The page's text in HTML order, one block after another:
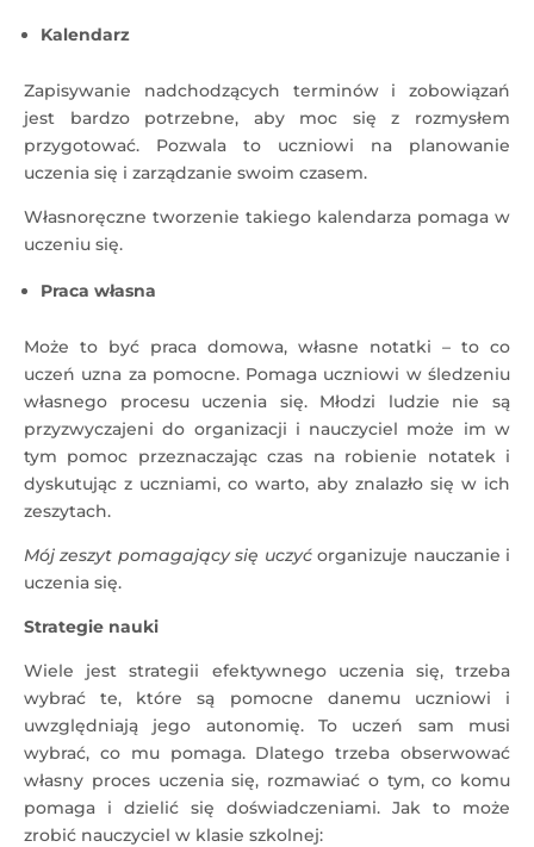
Kalendarz
Zapisywanie nadchodzących terminów i zobowiązań
jest bardzo potrzebne, aby moc się z rozmysłem
przygotować. Pozwala to uczniowi na planowanie
uczenia się i zarządzanie swoim czasem.
Własnoręczne tworzenie takiego kalendarza pomaga w
uczeniu się.
Praca własna
Może to być praca domowa, własne notatki – to co
uczeń uzna za pomocne. Pomaga uczniowi w śledzeniu
własnego procesu uczenia się. Młodzi ludzie nie są
przyzwyczajeni do organizacji i nauczyciel może im w
tym pomoc przeznaczając czas na robienie notatek i
dyskutując z uczniami, co warto, aby znalazło się w ich
zeszytach.
Mój zeszyt pomagający się uczyćorganizuje nauczanie i
uczenia się.
Strategie nauki
Wiele jest strategii efektywnego uczenia się, trzeba
wybrać te, które są pomocne danemu uczniowi i
uwzględniają jego autonomię. To uczeń sam musi
wybrać, co mu pomaga. Dlatego trzeba obserwować
własny proces uczenia się, rozmawiać o tym, co komu
pomaga i dzielić się doświadczeniami. Jak to może
zrobić nauczyciel w klasie szkolnej: